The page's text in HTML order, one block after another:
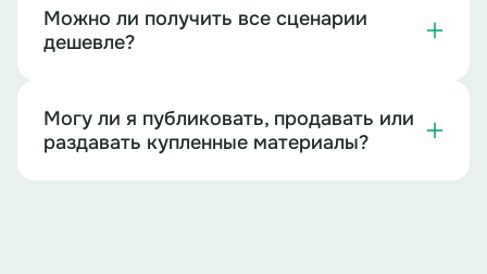
Можно ли получить все сценарии
дешевле?
Могу ли я публиковать, продавать или
раздавать купленные материалы?